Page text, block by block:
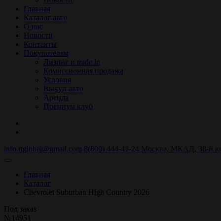
Главная
Каталог авто
О нас
Новости
Контакты
Покупателям
Лизинг и trade in
Комиссионная продажа
Условия
Выкуп авто
Аренда
Премиум клуб
info.rtglobal@gmail.com 8(800) 444-41-24
Главная
Каталог
Chevrolet Suburban High Country 2026
Под заказ
№14951